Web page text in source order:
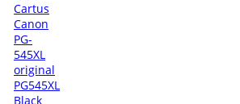
Cartus
Canon
PG-
545XL
original
PG545XL
Black